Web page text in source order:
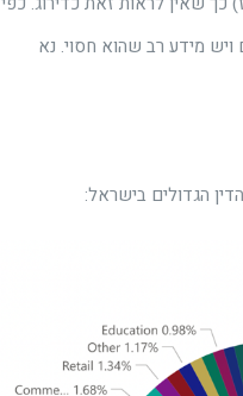
מידע רב שהוא חסוי. נא